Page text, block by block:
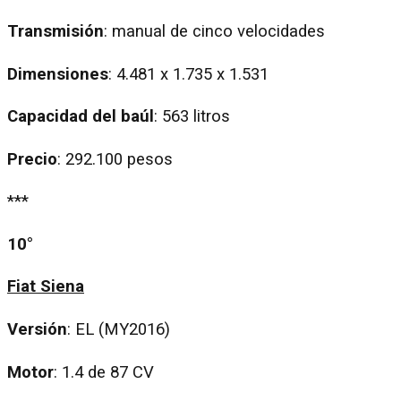
Transmisión: manual de cinco velocidades
Dimensiones: 4.481 x 1.735 x 1.531
Capacidad del baúl : 563 litros
Precio: 292.100 pesos
***
10°
Fiat Siena
Versión: EL (MY2016)
Motor: 1.4 de 87 CV